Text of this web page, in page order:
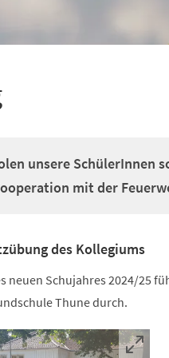
unsere SchülerInnen
mit der
des Kollegiums
neuen Schujahres 2024/25
Thune durch.